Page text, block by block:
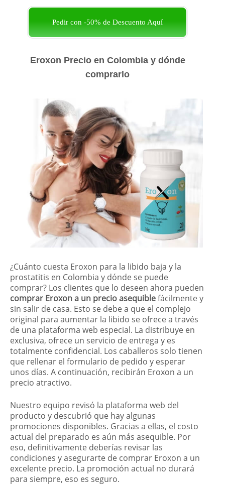
Pedir con -50% de Descuento Aquí
Eroxon Precio en Colombia y dónde
comprarlo
¿Cuánto cuesta Eroxon para la libido baja y la
prostatitis en Colombia y dónde se puede
comprar? Los clientes que lo deseen ahora pueden
comprar Eroxon a un precio asequiblefácilmente y
sin salir de casa. Esto se debe a que el complejo
original para aumentar la libido se ofrece a través
de una plataforma web especial. La distribuye en
exclusiva, ofrece un servicio de entrega y es
totalmente confidencial. Los caballeros solo tienen
que rellenar el formulario de pedido y esperar
unos días. A continuación, recibirán Eroxon a un
precio atractivo.
Nuestro equipo revisó la plataforma web del
producto y descubrió que hay algunas
promociones disponibles. Gracias a ellas, el costo
actual del preparado es aún más asequible. Por
eso, definitivamente deberías revisar las
condiciones y asegurarte de comprar Eroxon a un
excelente precio. La promoción actual no durará
para siempre, eso es seguro.